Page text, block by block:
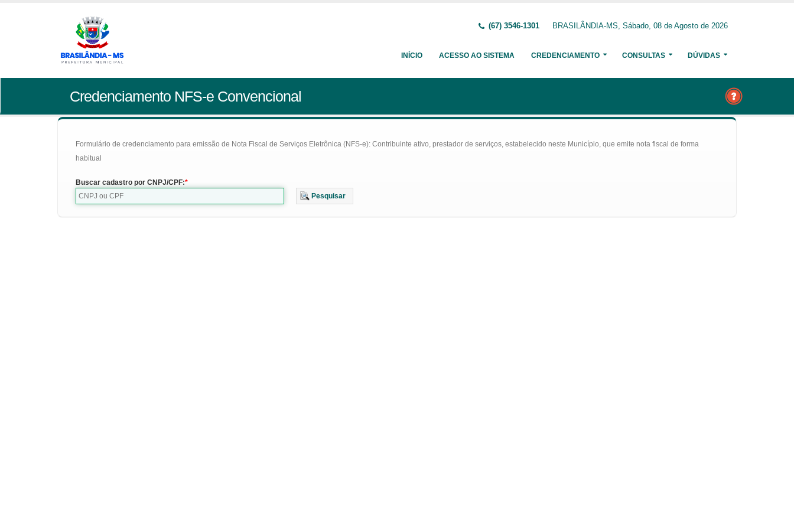
(67) 3546-1301 BRASILÂNDIA-MS, Sábado, 08 de Agosto de 2026
INÍCIO ACESSO AO SISTEMA CREDENCIAMENTO CONSULTAS DÚVIDAS
Credenciamento NFS-e Convencional
Formulário de credenciamento para emissão de Nota Fiscal de Serviços Eletrônica (NFS-e): Contribuinte ativo, prestador de serviços, estabelecido neste Município, que emite nota fiscal de forma
habitual
Buscar cadastro por CNPJ/CPF:
Pesquisar